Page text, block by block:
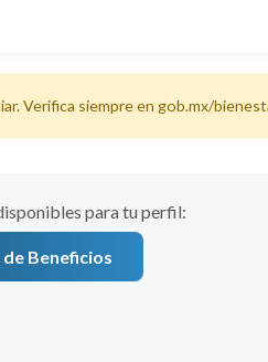
Verifica siempre en gob.mx/
para tu perfil:
Beneficios